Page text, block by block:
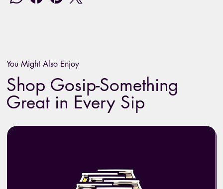
You Might Also Enjoy
Shop Gosip-Something
Great in Every Sip